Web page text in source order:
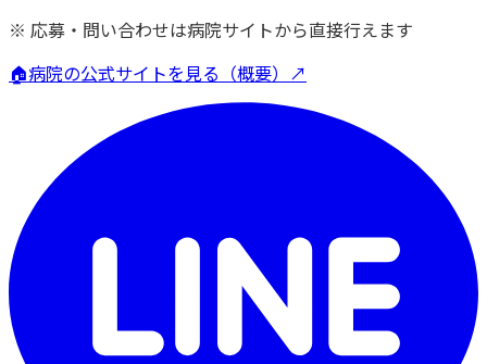
※ 応募・問い合わせは病院サイトから直接行えます
🏠病院の公式サイトを見る（概要）↗